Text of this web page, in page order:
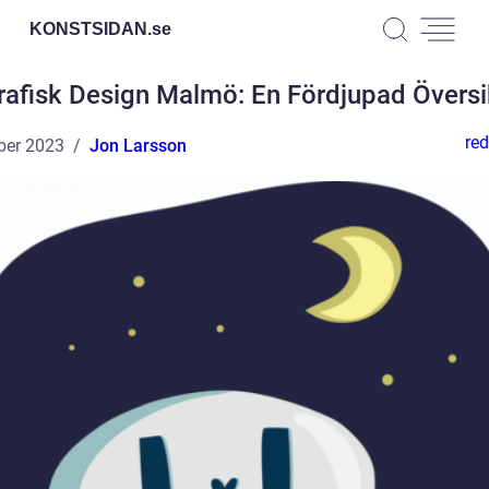
KONSTSIDAN.se
Design Malmö: En Fördjupad
2023 Jon Larsson